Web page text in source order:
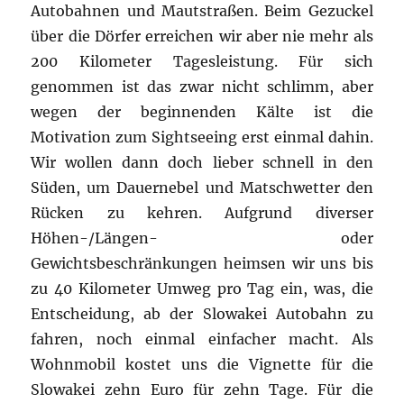
Autobahnen und Mautstraßen. Beim Gezuckel
über die Dörfer erreichen wir aber nie mehr als
200 Kilometer Tagesleistung. Für sich
genommen ist das zwar nicht schlimm, aber
wegen der beginnenden Kälte ist die
Motivation zum Sightseeing erst einmal dahin.
Wir wollen dann doch lieber schnell in den
Süden, um Dauernebel und Matschwetter den
Rücken zu kehren. Aufgrund diverser
Höhen-/Längen- oder
Gewichtsbeschränkungen heimsen wir uns bis
zu 40 Kilometer Umweg pro Tag ein, was, die
Entscheidung, ab der Slowakei Autobahn zu
fahren, noch einmal einfacher macht. Als
Wohnmobil kostet uns die Vignette für die
Slowakei zehn Euro für zehn Tage. Für die